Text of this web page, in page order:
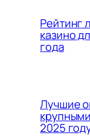
Рейтинг
казино
года
Лучшие
2025